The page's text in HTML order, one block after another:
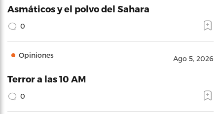
Asmáticos y el polvo del Sahara
0
Opiniones Ago 5, 2026
Terror a las 10 AM
0